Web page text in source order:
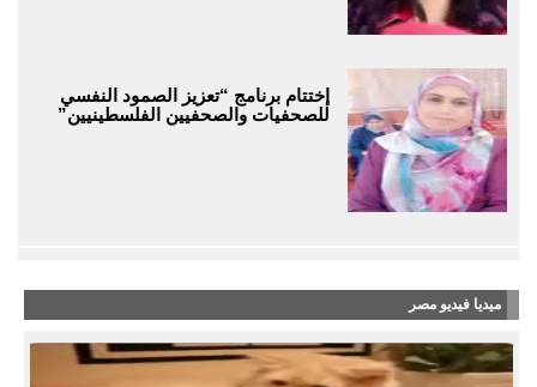
إختتام برنامج “تعزيز الصمود النفسي
للصحفيات والصحفيين الفلسطينيين”
ميديا فيديو مصر